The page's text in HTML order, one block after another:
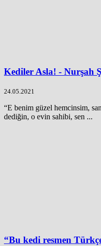
Kediler Asla! - Nurşah
24.05.2021
“E benim güzel hemcinsim,
dediğin, o evin sahibi, sen ...
“Bu kedi resmen